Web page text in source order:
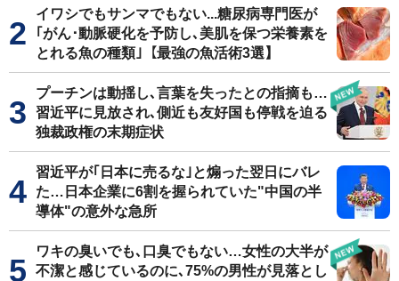
イワシでもサンマでもない...糖尿病専門医が
｢がん･動脈硬化を予防し､美肌を保つ栄養素を
とれる魚の種類｣【最強の魚活術3選】
プーチンは動揺し､言葉を失ったとの指摘も…
習近平に見放され､側近も友好国も停戦を迫る
独裁政権の末期症状
習近平が｢日本に売るな｣と煽った翌日にバレ
た…日本企業に6割を握られていた"中国の半
導体"の意外な急所
ワキの臭いでも､口臭でもない…女性の大半が
不潔と感じているのに､75%の男性が見落とし